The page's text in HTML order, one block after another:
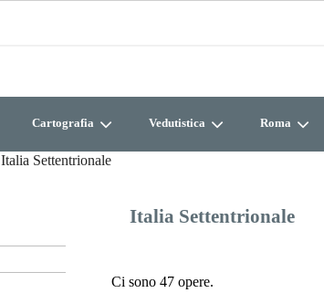
Cartografia Vedutistica Roma
Italia Settentrionale
Italia Settentrionale
Ci sono 47 opere.